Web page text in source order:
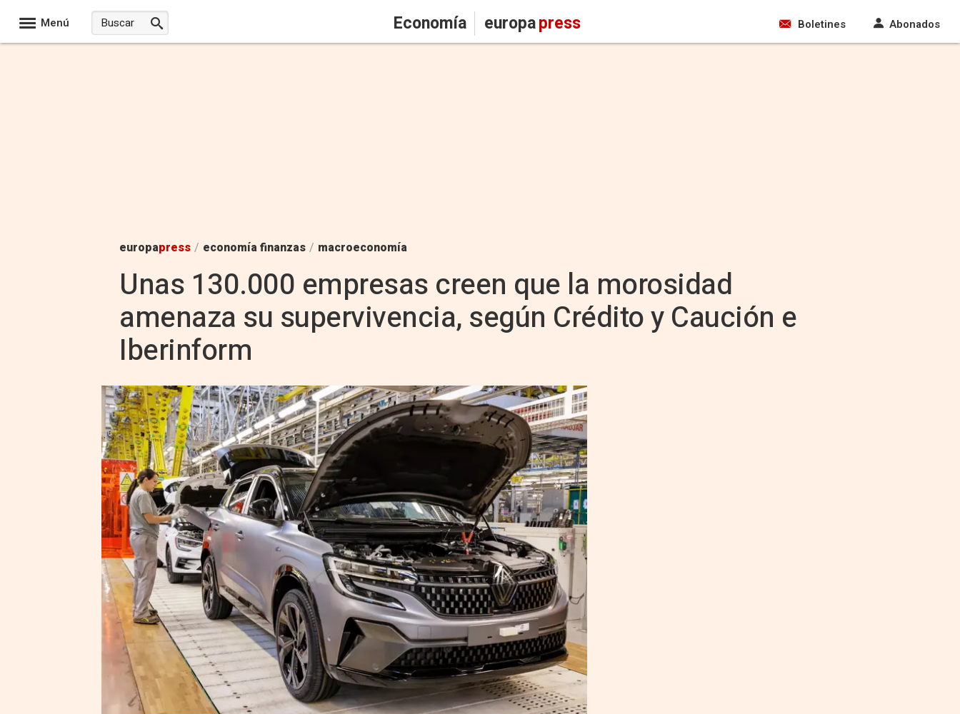
Menú Economía europapress Boletines Abonados
europapress / economía finanzas / macroeconomía
Unas 130.000 empresas creen que la morosidad
amenaza su supervivencia, según Crédito y Caución e
Iberinform